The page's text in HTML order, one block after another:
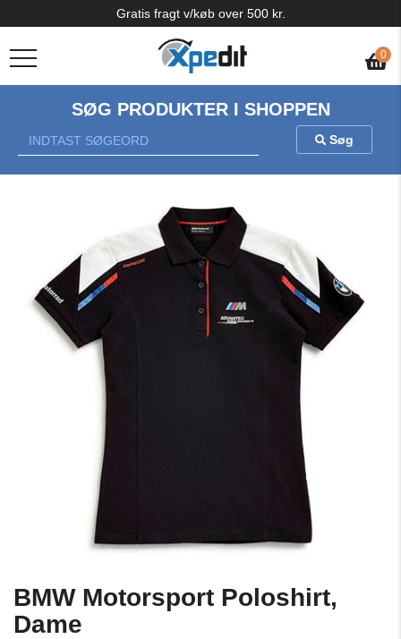
0
Gratis fragt v/køb over 500 kr.
SØG PRODUKTER I SHOPPEN
Søg
BMW Motorsport Poloshirt,
Dame